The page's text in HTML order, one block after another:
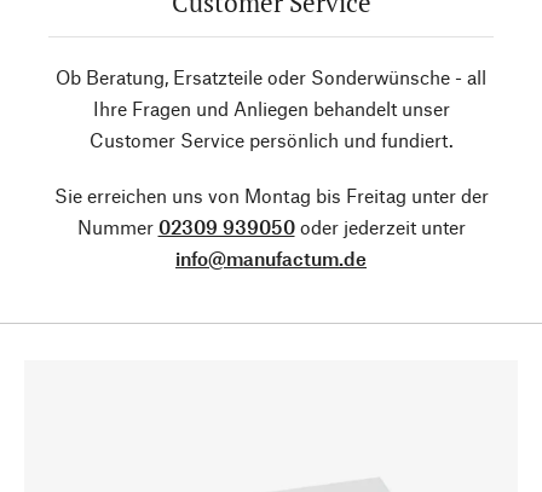
Ob Beratung, Ersatzteile oder Sonderwünsche - all
Ihre Fragen und Anliegen behandelt unser
Customer Service persönlich und fundiert.
Sie erreichen uns von Montag bis Freitag unter der
Nummer 02309 939050oder jederzeit unter
info@manufactum.de